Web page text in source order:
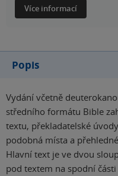
Více informací
Popis
Vydání včetně
středního formátu Bible
textu, překladatelské
podobná místa a
Hlavní text je ve dvou
pod textem na spodní